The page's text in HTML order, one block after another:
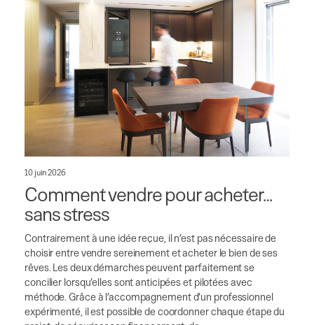
10 juin 2026
Comment vendre pour acheter…
sans stress
Contrairement à une idée reçue, il n’est pas nécessaire de
choisir entre vendre sereinement et acheter le bien de ses
rêves. Les deux démarches peuvent parfaitement se
concilier lorsqu’elles sont anticipées et pilotées avec
méthode. Grâce à l’accompagnement d’un professionnel
expérimenté, il est possible de coordonner chaque étape du